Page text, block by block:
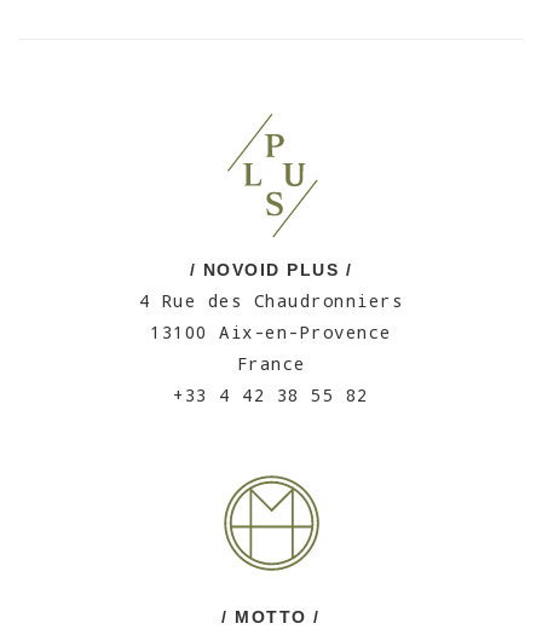
/ NOVOID PLUS /
4 Rue des Chaudronniers
13100 Aix-en-Provence
France
+33 4 42 38 55 82
/ MOTTO /